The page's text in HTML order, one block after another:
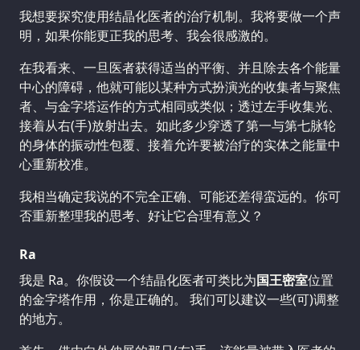
我想要探究使用结晶化医者的治疗机制。我将要做一个声
明，如果你能更正我的思考、我会很感激的。
在我看来、一旦医者获得适当的平衡、并且除去各个能量
中心的障碍，他就可能以某种方式扮演光的收集者与聚焦
者、与金字塔运作的方式相同或类似；透过左手收集光、
接着从右(手)放射出去。如此多少穿透了第一与第七脉轮
的身体的振动性包覆、接着允许要被治疗的实体之能量中
心重新校准。
我相当确定我说的不完全正确、可能还差得蛮远的。你可
否重新整理我的思考、好让它合理有意义？
Ra
我是 Ra。你假设一个结晶化医者可类比为国王密室位置
的金字塔作用，你是正确的。 我们可以建议一些(可)调整
的地方。